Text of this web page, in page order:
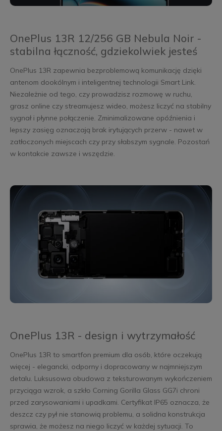
OnePlus 13R 12/256 GB Nebula Noir -
stabilna łączność, gdziekolwiek jesteś
OnePlus 13R zapewnia bezproblemową komunikację dzięki
antenom dookólnym i inteligentnej technologii Smart Link.
Niezależnie od tego, czy prowadzisz rozmowę w ruchu,
grasz online czy streamujesz wideo, możesz liczyć na stabilny
sygnał i płynne połączenie. Zminimalizowane opóźnienia i
lepszy zasięg oznaczają brak irytujących przerw - nawet w
zatłoczonych miejscach czy przy słabszym sygnale. Pozostań
w kontakcie zawsze i wszędzie.
OnePlus 13R - design i wytrzymałość
OnePlus 13R to smartfon premium dla osób, które oczekują
więcej - elegancki, odporny i dopracowany w najmniejszym
detalu. Luksusowa obudowa z teksturowanym wykończeniem
przyciąga wzrok, a szkło Corning Gorilla Glass GG7i chroni
przed zarysowaniami i upadkami. Certyfikat IP65 oznacza, że
deszcz czy pył nie stanowią problemu, a solidna konstrukcja
sprawia, że możesz na niego liczyć w każdej sytuacji. To